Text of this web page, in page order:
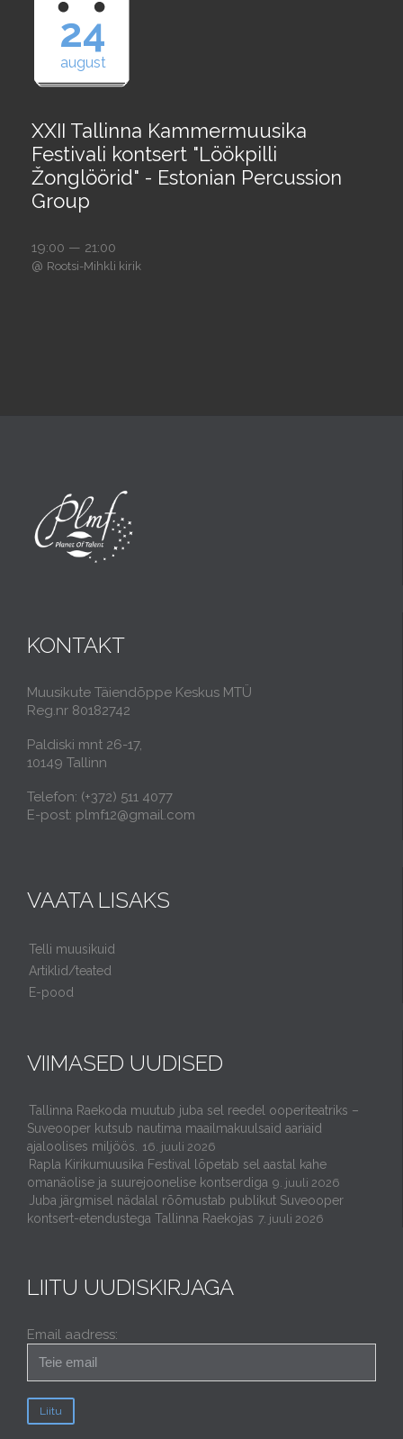
24
august
XXII Tallinna Kammermuusika
Festivali kontsert "Löökpilli
Žonglöörid" - Estonian Percussion
Group
19:00 — 21:00
@ Rootsi-Mihkli kirik
KONTAKT
Muusikute Täiendõppe Keskus MTÜ
Reg.nr 80182742
Paldiski mnt 26-17,
10149 Tallinn
Telefon: (+372) 511 4077
E-post: plmf12@gmail.com
VAATA LISAKS
Telli muusikuid
Artiklid/teated
E-pood
VIIMASED UUDISED
Tallinna Raekoda muutub juba sel reedel ooperiteatriks –
Suveooper kutsub nautima maailmakuulsaid aariaid
ajaloolises miljöös.
16. juuli 2026
Rapla Kirikumuusika Festival lõpetab sel aastal kahe
omanäolise ja suurejoonelise kontserdiga 9. juuli 2026
Juba järgmisel nädalal rõõmustab publikut Suveooper
kontsert-etendustega Tallinna Raekojas 7. juuli 2026
LIITU UUDISKIRJAGA
Email aadress: